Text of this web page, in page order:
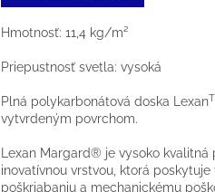
Hmotnosť: 11,4 kg/m²
Priepustnosť svetla: vysoká
Plná polykarbonátová doska Lexan
vytvrdeným povrchom.
Lexan Margard® je vysoko kvalitná
inovatívnou vrstvou, ktorá
poškriabaniu a mechanickému